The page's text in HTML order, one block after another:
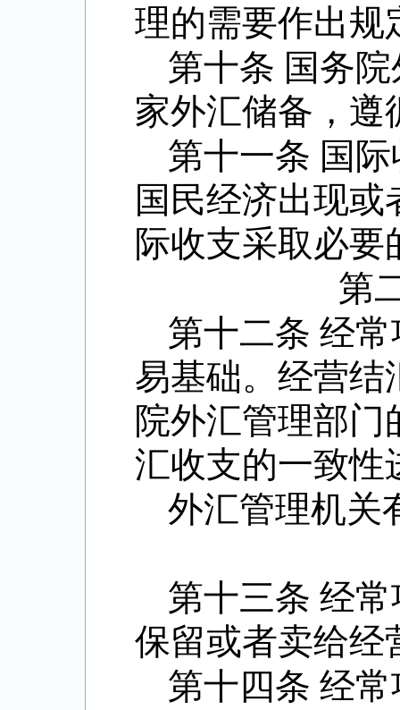
理的需要作出规
第十条 国务
家外汇储备，遵
第十一条 国
国民经济出现
际收支采取必
第
第十二条 经
易基础。经营结
院外汇管理部
汇收支的一致性
外汇管理机关
第十三条 经
保留或者卖给经
第十四条 经